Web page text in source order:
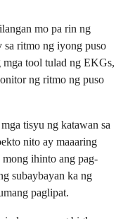
mo pa rin ng
sa ritmo ng iyong puso
mga tool tulad ng EKGs,
ng ritmo ng puso
tisyu ng katawan sa
nito ay maaaring
ihinto ang pag-
subaybayan ka ng
paglipat.